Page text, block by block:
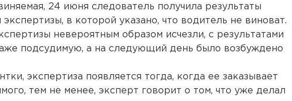
24 июня следователь получила результаты
экспертизы, в которой указано, что водитель не виноват.
невероятным образом исчезли, с результатами
подсудимую, а на следующий день было возбуждено
экспертиза появляется тогда, когда ее заказывает
тем не менее, эксперт говорит о том, что уже делал